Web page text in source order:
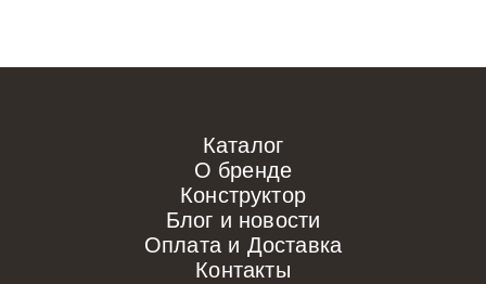
Каталог
О бренде
Конструктор
Блог и новости
Оплата и Доставка
Контакты